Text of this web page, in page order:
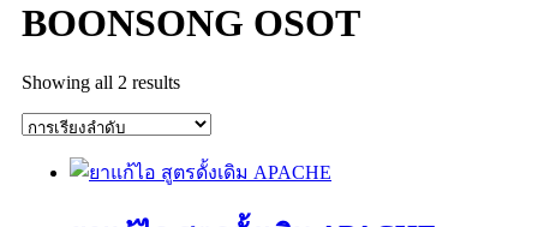
BOONSONG OSOT
Showing all 2 results